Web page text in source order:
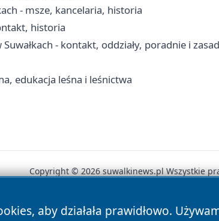
- msze, kancelaria, historia
historia
- kontakt, oddziały, poradnie i
edukacja leśna i leśnictwa
aby działała prawidłowo.
Copyright © 2026 suwalkinews.pl Wszystkie
News Autorzy Polityka Prywatności